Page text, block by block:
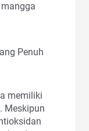
memiliki
Meskipun